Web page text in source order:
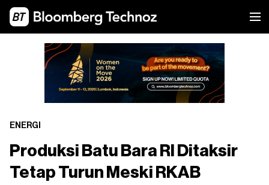
ENERGI
Produksi Batu Bara RI Ditaksir
Tetap Turun Meski RKAB